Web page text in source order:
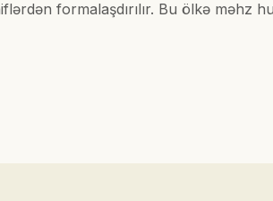
formalaşdırılır. Bu ölkə məhz